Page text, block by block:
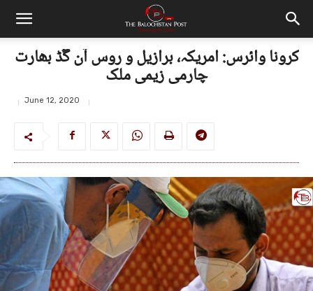
چارمی زیمی ملک
June 12, 2020